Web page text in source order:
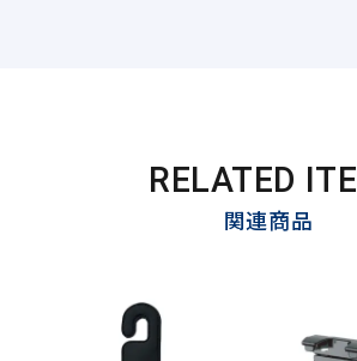
RELATED
関連商品